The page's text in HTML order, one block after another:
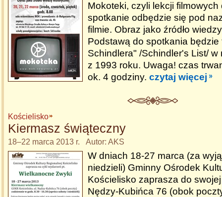
Mokoteki, czyli lekcji filmowych
spotkanie odbędzie się pod
filmie. Obraz jako źródło
Podstawą do spotkania będzie
Schindlera" /Schindler's List/ w
z 1993 roku. Uwaga! czas
ok. 4 godziny. czytaj więcej
Kościelisko
Kiermasz świąteczny
18–22 marca 2013 r. Autor: AKS
W dniach 18-27 marca (za
niedzieli) Gminny Ośrodek
Kościelisko zaprasza do
Nędzy-Kubińca 76 (obok